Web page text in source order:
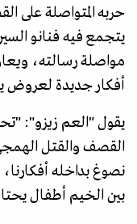
حربه المتواصلة على
يتجمع فيه فنانو
مواصلة رسالته،
أفكار جديدة لعروض
يقول "العم زيزو":
القصف والقتل
نصوغ بداخله
بين الخيم أطفال